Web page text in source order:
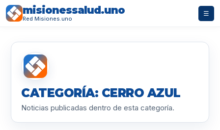
misionessalud.uno
Red Misiones.uno
☰
CATEGORÍA: CERRO AZUL
Noticias publicadas dentro de esta categoría.